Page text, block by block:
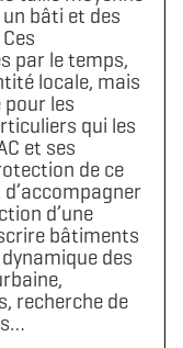
bâti et des
par le temps,
locale, mais
les
qui les
et ses
de ce
d’une
bâtiments
des
recherche de